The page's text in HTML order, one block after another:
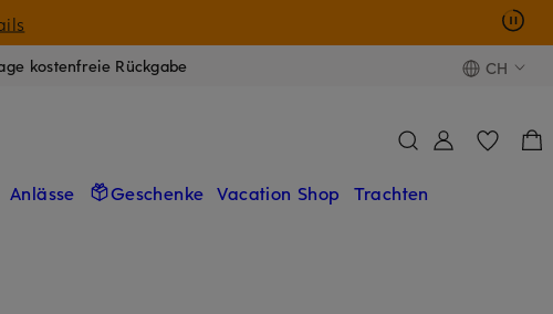
kostenfreie Rückgabe CH
Anlässe Geschenke Vacation Shop Trachten